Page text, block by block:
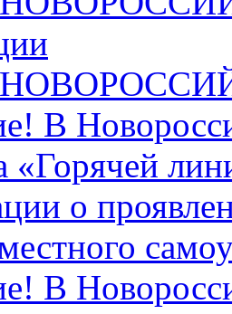
В
«Горячей
о
В